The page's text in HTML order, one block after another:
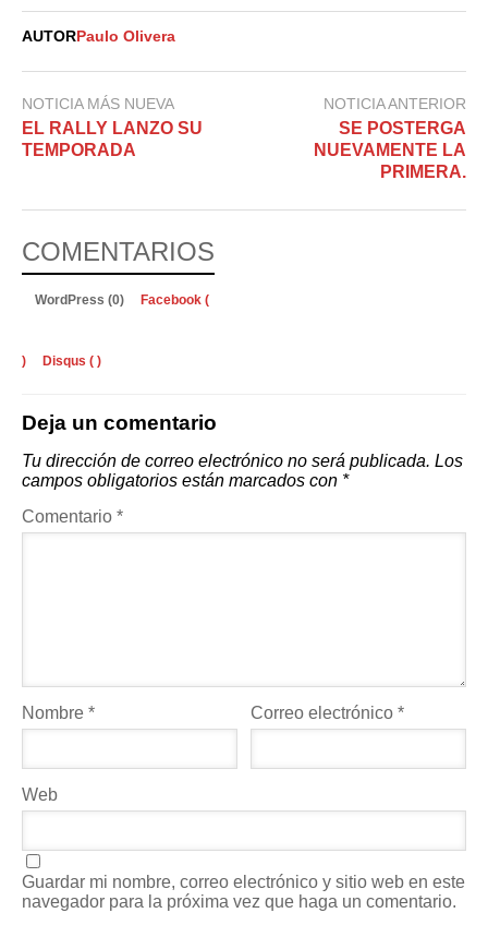
AUTOR Paulo Olivera
NOTICIA MÁS NUEVA
EL RALLY LANZO SU
TEMPORADA
NOTICIA ANTERIOR
SE POSTERGA
NUEVAMENTE LA
PRIMERA.
COMENTARIOS
WordPress (0) Facebook (
) Disqus ( )
Deja un comentario
Tu dirección de correo electrónico no será publicada. Los
campos obligatorios están marcados con *
Comentario *
Nombre * Correo electrónico*
Web
Guardar mi nombre, correo electrónico y sitio web en este
navegador para la próxima vez que haga un comentario.